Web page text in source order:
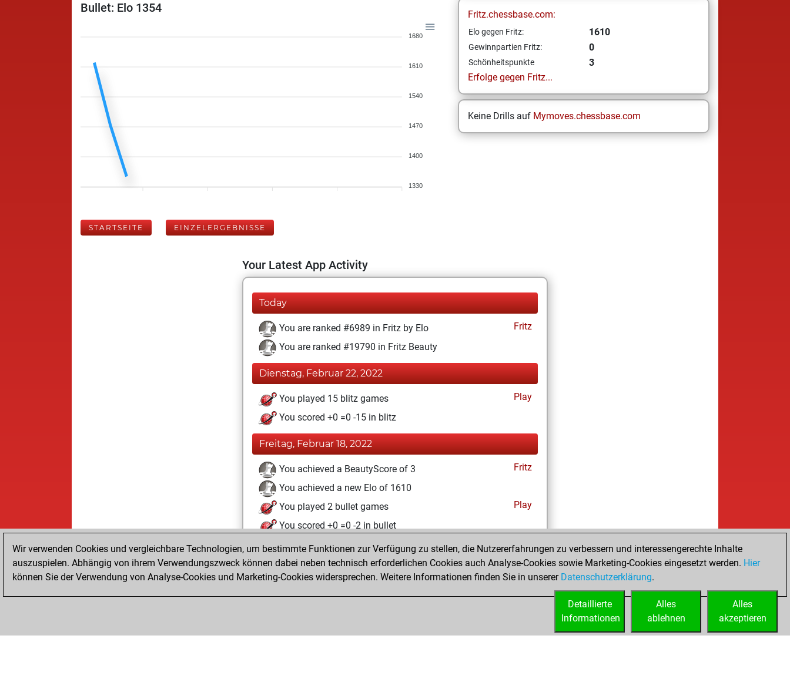
Bullet: Elo 1354
1680
1610
1540
1470
1400
1330
Fritz.chessbase.com:
Elo gegen Fritz: 1610
Gewinnpartien Fritz: 0
Schönheitspunkte
3
Erfolge gegen Fritz...
Keine Drills auf Mymoves.chessbase.com
STARTSEITE EINZELERGEBNISSE
Your Latest App Activity
Today
You are ranked #6989 in Fritz by Elo
Fritz
You are ranked #19790 in Fritz Beauty
Dienstag, Februar 22, 2022
You played 15 blitz games
Play
You scored +0 =0 -15 in blitz
Freitag, Februar 18, 2022
You achieved a BeautyScore of 3
Fritz
You achieved a new Elo of 1610
You played 2 bullet games
Play
You scored +0 =0 -2 in bullet
Donnerstag, Februar 17, 2022
You created your Fritz account Fritz
Wir verwenden Cookies und vergleichbare Technologien, um bestimmte Funktionen zur Verfügung zu stellen, die Nutzererfahrungen zu verbessern und interessengerechte Inhalte
auszuspielen. Abhängig von ihrem Verwendungszweck können dabei neben technisch erforderlichen Cookies auch Analyse-Cookies sowie Marketing-Cookies eingesetzt werden. Hier
können Sie der Verwendung von Analyse-Cookies und Marketing-Cookies widersprechen. Weitere Informationen finden Sie in unserer Datenschutzerklärung.
Alles
akzeptieren
Alles
ablehnen
Detaillierte
Informationen